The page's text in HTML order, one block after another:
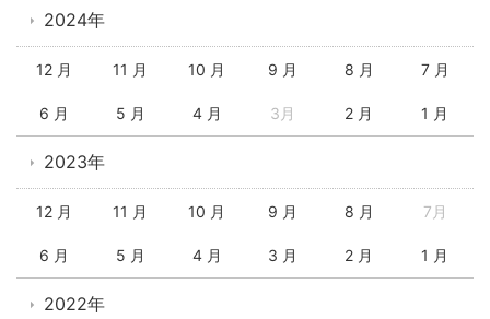
2024年
12 月 11 月 10 月 9 月 8 月 7 月
6 月 5 月 4 月 3月 2 月 1 月
2023年
12 月 11 月 10 月 9 月 8 月 7月
6 月 5 月 4 月 3 月 2 月 1 月
2022年